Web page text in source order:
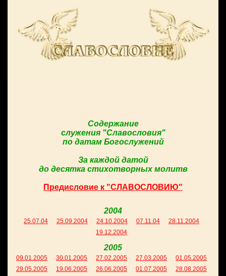
Содержание
служения "Славословия"
по датам Богослужений
За каждой датой
до десятка стихотворных молитв
Предисловие к "СЛАВОСЛОВИЮ"
2004
25.07.04 25.09.2004 24.10.2004 07.11.04
28.11.2004
19.12.2004
2005
09.01.2005 30.01.2005 27.02.2005 27.03.2005
01.05.2005
29.05.2005
19.06.2005 26.06.2005 01.07.2005
28.08.2005